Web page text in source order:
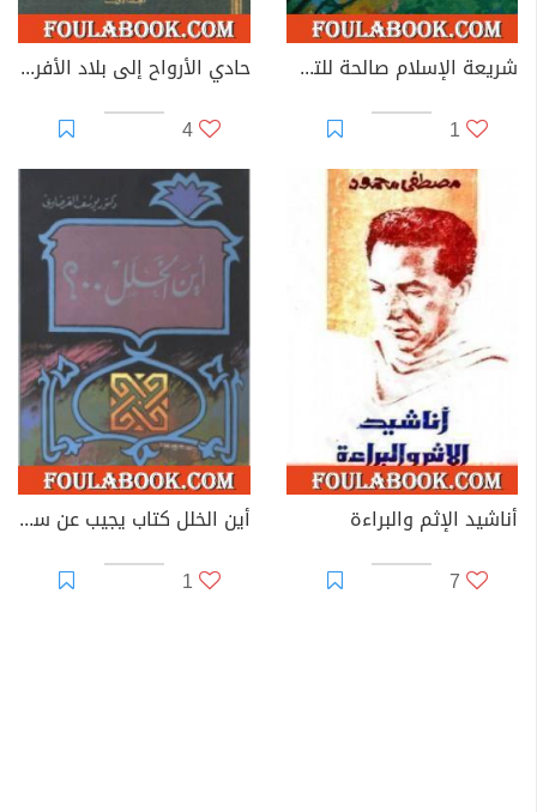
شريعة الإسلام صالحة للتطبيق في كل زمان ومكان
1
حادي الأرواح إلى بلاد الأفراح
4
أناشيد الإثم والبراءة
7
أين الخلل كتاب يجيب عن سؤال عمره 200 عام
1